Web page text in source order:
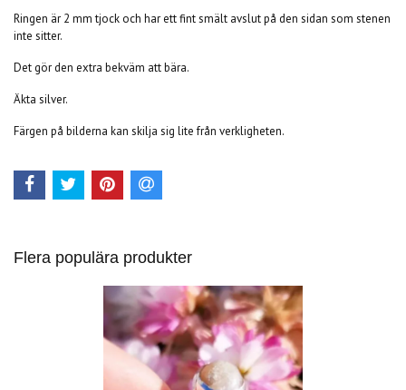
Ringen är 2 mm tjock och har ett fint smält avslut på den sidan som stenen
inte sitter.
Det gör den extra bekväm att bära.
Äkta silver.
Färgen på bilderna kan skilja sig lite från verkligheten.
Flera populära produkter